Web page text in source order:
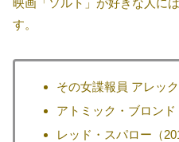
す。
その女諜報員 アレック
アトミック・ブロンド
レッド・スパロー（